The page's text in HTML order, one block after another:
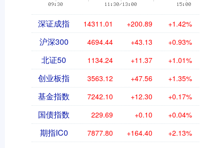
深证成指 14311.01 +200.89 +1.42%
沪深300 4694.44 +43.13 +0.93%
北证50 1134.24 +11.37 +1.01%
创业板指 3563.12 +47.56 +1.35%
基金指数 7242.10 +12.30 +0.17%
国债指数 229.69 +0.10 +0.04%
期指IC0 7877.80 +164.40 +2.13%